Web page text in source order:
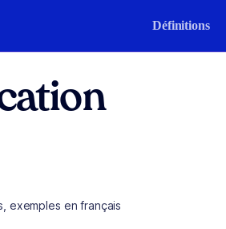
Définitions
exemples en français